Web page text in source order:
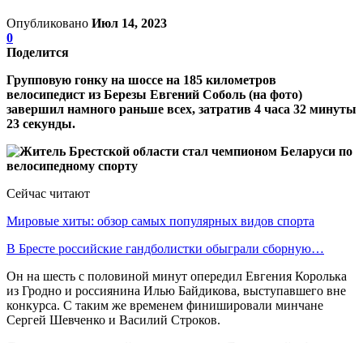
Опубликовано Июл 14, 2023
0
Поделится
Групповую гонку на шоссе на 185 километров
велосипедист из Березы Евгений Соболь (на фото)
завершил намного раньше всех, затратив 4 часа 32 минуты
23 секунды.
Сейчас читают
Мировые хиты: обзор самых популярных видов спорта
В Бресте российские гандболистки обыграли сборную…
Он на шесть с половиной минут опередил Евгения Королька
из Гродно и россиянина Илью Байдикова, выступавшего вне
конкурса. С таким же временем финишировали минчане
Сергей Шевченко и Василий Строков.